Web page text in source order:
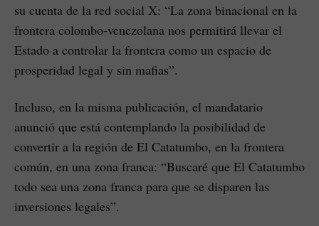
su cuenta de la red social X: “La zona binacional en la
frontera colombo-venezolana nos permitirá llevar el
Estado a controlar la frontera como un espacio de
prosperidad legal y sin mafias”.
Incluso, en la misma publicación, el mandatario
anunció que está contemplando la posibilidad de
convertir a la región de El Catatumbo, en la frontera
común, en una zona franca: “Buscaré que El Catatumbo
todo sea una zona franca para que se disparen las
inversiones legales”.